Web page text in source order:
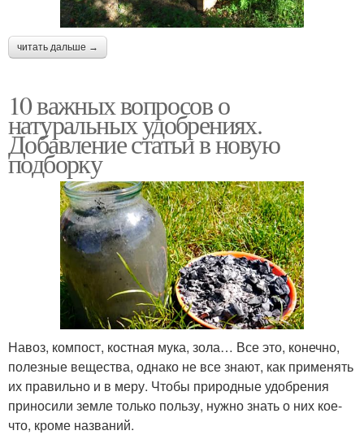
читать дальше →
10 важных вопросов о
натуральных удобрениях.
Добавление статьи в новую
подборку
Навоз, компост, костная мука, зола… Все это, конечно,
полезные вещества, однако не все знают, как применять
их правильно и в меру. Чтобы природные удобрения
приносили земле только пользу, нужно знать о них кое-
что, кроме названий.